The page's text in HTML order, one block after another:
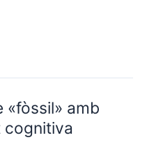
«fòssil» amb
cognitiva